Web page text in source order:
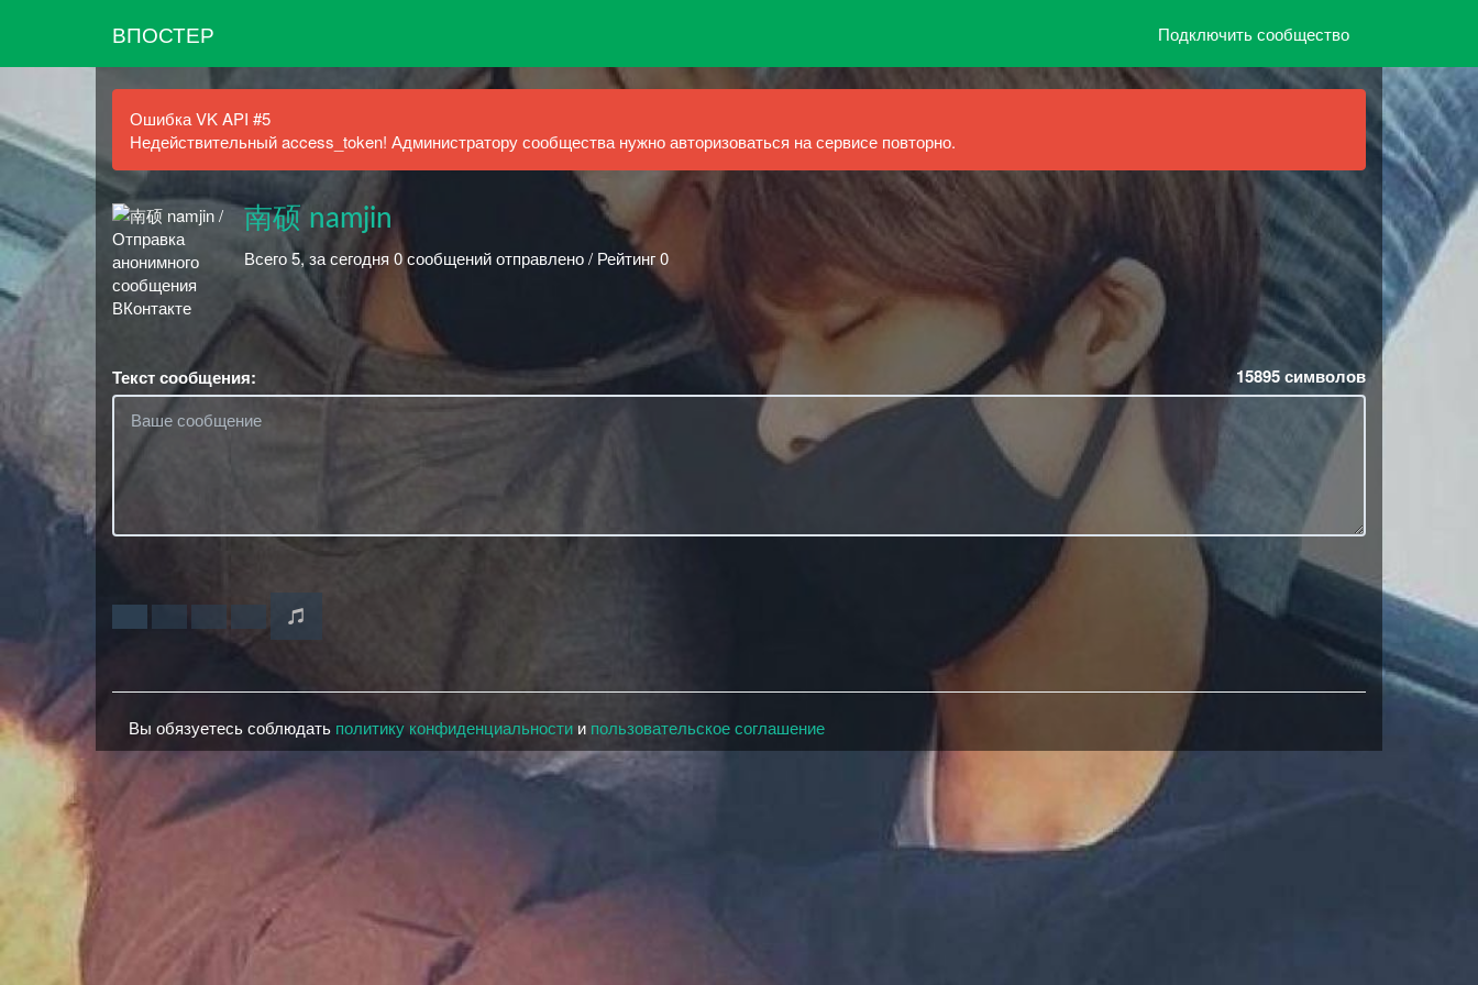
ВПОСТЕР Подключить сообщество
Ошибка VK API #5
Недействительный access_token! Администратору сообщества нужно авторизоваться на сервисе повторно.
南硕 namjin
Всего 5, за сегодня 0 сообщений отправлено / Рейтинг 0
Текст сообщения: 15895символов
Вы обязуетесь соблюдать политику конфиденциальности и пользовательское соглашение